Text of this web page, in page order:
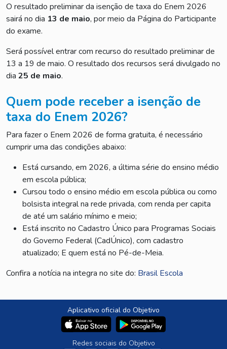
O resultado preliminar da isenção de taxa do Enem 2026
sairá no dia 13 de maio, por meio da Página do Participante
do exame.
Será possível entrar com recurso do resultado preliminar de
13 a 19 de maio. O resultado dos recursos será divulgado no
dia 25 de maio.
Quem pode receber a isenção de
taxa do Enem 2026?
Para fazer o Enem 2026 de forma gratuita, é necessário
cumprir uma das condições abaixo:
Está cursando, em 2026, a última série do ensino médio
em escola pública;
Cursou todo o ensino médio em escola pública ou como
bolsista integral na rede privada, com renda per capita
de até um salário mínimo e meio;
Está inscrito no Cadastro Único para Programas Sociais
do Governo Federal (CadÚnico), com cadastro
atualizado; E quem está no Pé-de-Meia.
Confira a notícia na integra no site do: Brasil Escola
Aplicativo oficial do Objetivo
Redes sociais do Objetivo